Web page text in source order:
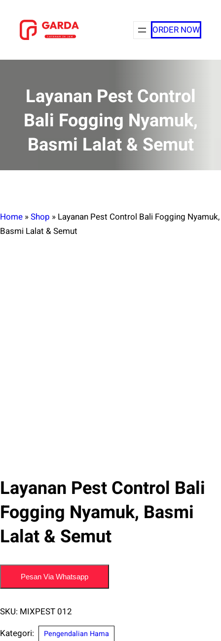
konten
ORDER NOW
Layanan Pest Control
Bali Fogging Nyamuk,
Basmi Lalat & Semut
Home »Shop » Layanan Pest Control Bali Fogging Nyamuk,
Basmi Lalat & Semut
Layanan Pest Control Bali
Fogging Nyamuk, Basmi
Lalat & Semut
Pesan Via Whatsapp
SKU: MIXPEST 012
Kategori:
Pengendalian Hama